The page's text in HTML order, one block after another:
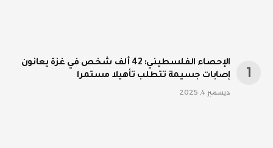
الإحصاء الفلسطيني: 42 ألف شخص في غزة يعانون
إصابات جسيمة تتطلب تأهيلا مستمرا
ديسمبر 4, 2025